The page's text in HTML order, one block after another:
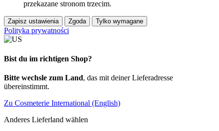
przekazane stronom trzecim.
Zapisz ustawienia Zgoda Tylko wymagane
Polityka prywatności
Bist du im richtigen Shop?
Bitte wechsle zum Land, das mit deiner Lieferadresse
übereinstimmt.
Zu Cosmeterie International (English)
Anderes Lieferland wählen